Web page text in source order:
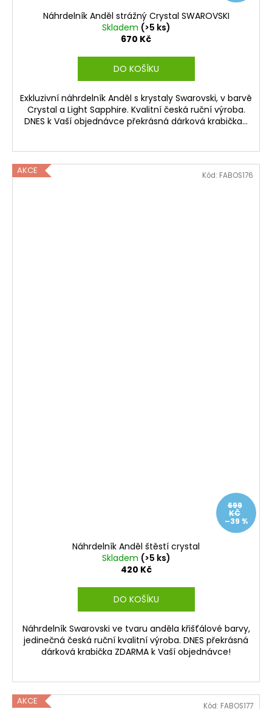
Náhrdelník Anděl strážný Crystal SWAROVSKI
Skladem (>5 ks)
670 Kč
DO KOŠÍKU
Exkluzivní náhrdelník Anděl s krystaly Swarovski, v barvě
Crystal a Light Sapphire. Kvalitní česká ruční výroba.
DNES k Vaší objednávce překrásná dárková krabička...
AKCE
699
KČ
–39 %
Náhrdelník Anděl štěstí crystal
Skladem (>5 ks)
420 Kč
DO KOŠÍKU
Náhrdelník Swarovski ve tvaru anděla křišťálové barvy,
jedinečná česká ruční kvalitní výroba. DNES překrásná
dárková krabička ZDARMA k Vaší objednávce!
Kód: FABOS176
AKCE Kód: FABOS177